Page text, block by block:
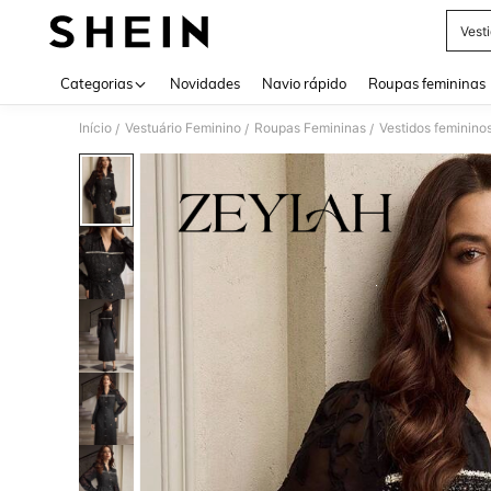
Categorias Novidades Navio rápido Roupas femininas
Início / Vestuário Feminino / Roupas Femininas / Vestidos